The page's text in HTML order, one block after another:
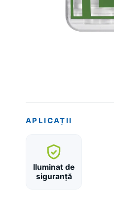
APLICAȚII
Iluminat de
siguranță